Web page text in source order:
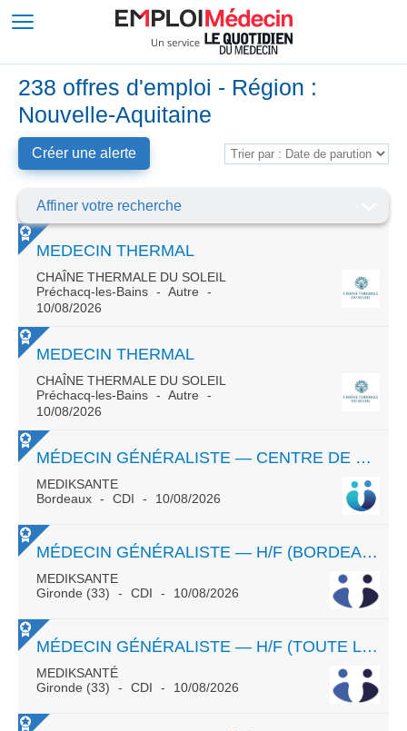
238 offres d'emploi - Région :
Nouvelle-Aquitaine
Créer une alerte
Affiner votre recherche
MEDECIN THERMAL
CHAÎNE THERMALE DU SOLEIL
Préchacq-les-Bains
Autre
10/08/2026
MEDECIN THERMAL
CHAÎNE THERMALE DU SOLEIL
Préchacq-les-Bains
Autre
10/08/2026
MÉDECIN GÉNÉRALISTE — CENTRE DE SANTÉ - TPS PARTIEL CDI
MEDIKSANTE
Bordeaux
CDI 10/08/2026
MÉDECIN GÉNÉRALISTE — H/F (BORDEAUX)
MEDIKSANTE
Gironde (33)
CDI 10/08/2026
MÉDECIN GÉNÉRALISTE — H/F (TOUTE LA FRANCE)
MEDIKSANTÉ
Gironde (33)
CDI 10/08/2026